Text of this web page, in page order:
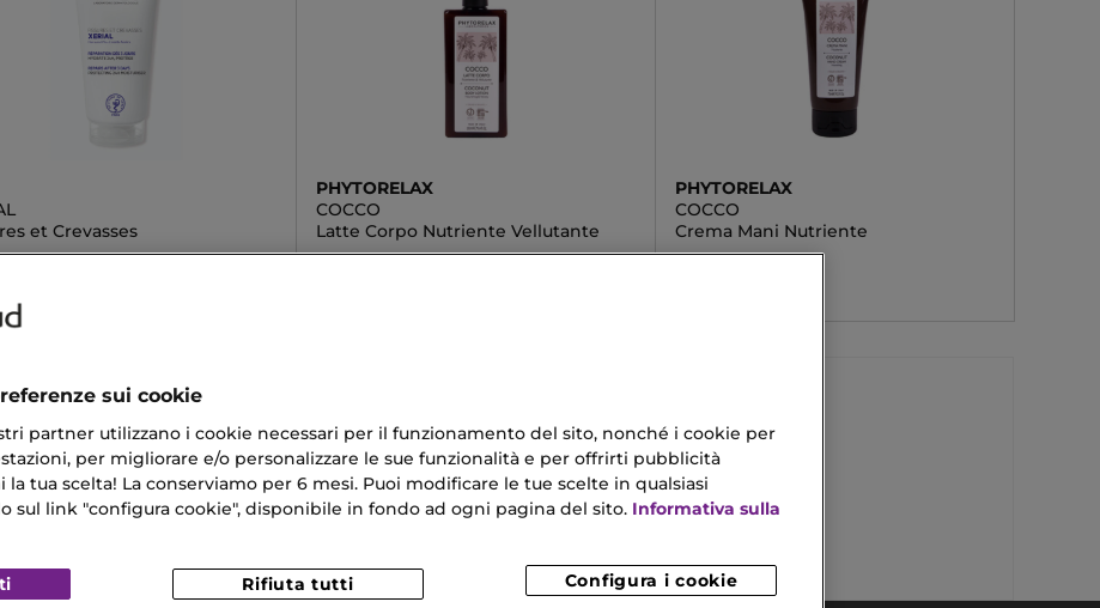
et Crevasses
PHYTORELAX
COCCO
Latte Corpo Nutriente Vellutante
PHYTORELAX
COCCO
Crema Mani Nutriente
Al Cocco Crema Corpo Bianco Latte Olio Secco Corpo
Idratante Rimozione Del Trucco Integratore Phyto
sui cookie
partner utilizzano i cookie necessari per il funzionamento del sito, nonché i cookie per
per migliorare e/o personalizzare le sue funzionalità e per offrirti pubblicità
tua scelta! La conserviamo per 6 mesi. Puoi modificare le tue scelte in qualsiasi
sul link "configura cookie", disponibile in fondo ad ogni pagina del sito. Informativa sulla
Configura i cookie
Rifiuta tutti